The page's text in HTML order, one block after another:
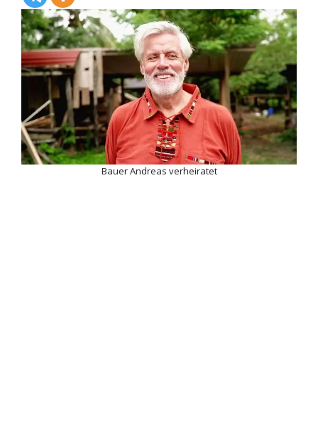
Bauer Andreas verheiratet